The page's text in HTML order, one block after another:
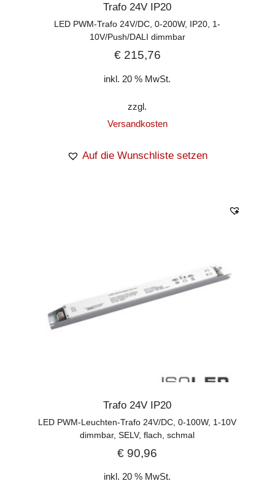
Trafo 24V IP20
LED PWM-Trafo 24V/DC, 0-200W, IP20, 1-
10V/Push/DALI dimmbar
€215,76
inkl. 20 % MwSt.
zzgl.
Versandkosten
Auf die Wunschliste setzen
Trafo 24V IP20
LED PWM-Leuchten-Trafo 24V/DC, 0-100W, 1-10V
dimmbar, SELV, flach, schmal
€ 90,96
inkl. 20 % MwSt.